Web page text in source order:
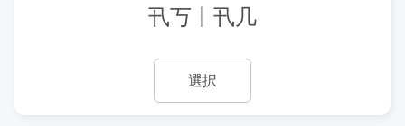
卂丂丨卂几
選択